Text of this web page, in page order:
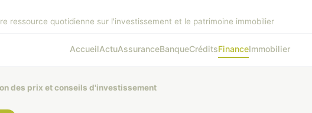
ressource quotidienne sur l'investissement et le patrimoine immobilier
AccueilActuAssuranceBanqueCréditsFinanceImmobilier
des prix et conseils d'investissement